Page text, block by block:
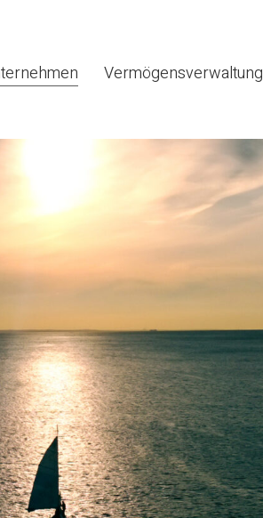
Vermögensverwaltung